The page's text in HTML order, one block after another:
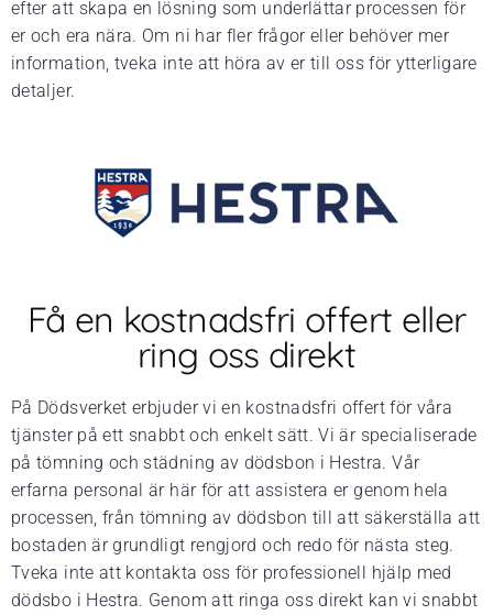
efter att skapa en lösning som underlättar processen för
er och era nära. Om ni har fler frågor eller behöver mer
information, tveka inte att höra av er till oss för ytterligare
detaljer.
Få en kostnadsfri offert eller
ring oss direkt
På Dödsverket erbjuder vi en kostnadsfri offert för våra
tjänster på ett snabbt och enkelt sätt. Vi är specialiserade
på tömning och städning av dödsbon i Hestra. Vår
erfarna personal är här för att assistera er genom hela
processen, från tömning av dödsbon till att säkerställa att
bostaden är grundligt rengjord och redo för nästa steg.
Tveka inte att kontakta oss för professionell hjälp med
dödsbo i Hestra. Genom att ringa oss direkt kan vi snabbt